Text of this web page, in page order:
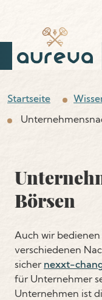
Firmenangebote
Über uns
Startseite
Börsen
Auch wir
verschiedenen
sicher nexxt-
für Unternehmer
Unternehmen ist